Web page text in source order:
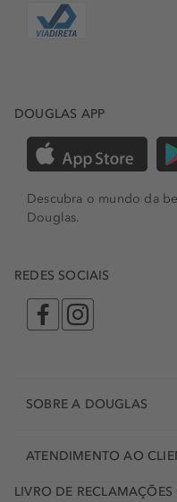
DOUGLAS APP
Descubra o mundo da
Douglas.
REDES SOCIAIS
SOBRE A DOUGLAS
ATENDIMENTO AO
LIVRO DE